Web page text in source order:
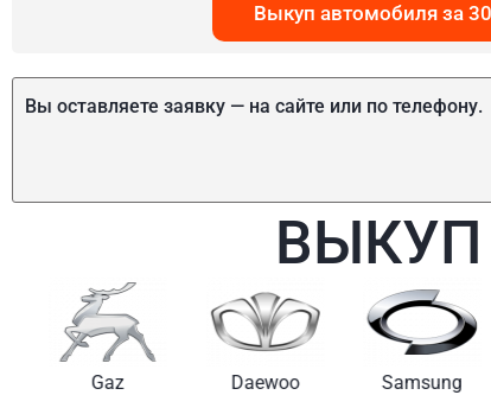
Выкуп автомобиля за
Вы оставляете заявку — на сайте или по телефону.
Gaz Daewoo Samsung